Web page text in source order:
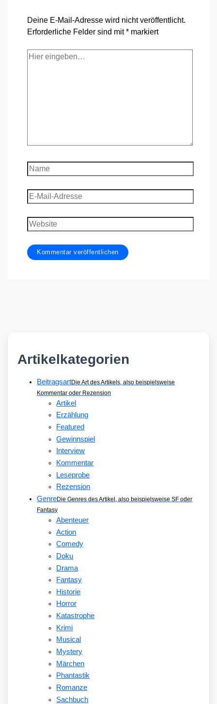
Deine E-Mail-Adresse wird nicht veröffentlicht.
Erforderliche Felder sind mit* markiert
Hier
Name
E-
Mail-
Adresse
Website
Artikelkategorien
BeitragsartDie Art des Artikels, also beispielsweise
Kommentar oder Rezension
Artikel
Erzählung
Featured
Gewinnspiel
Interview
Kommentar
Leseprobe
Rezension
GenreDie Genres des Artikel, also beispielsweise SF oder
Fantasy
Abenteuer
Action
Comedy
Doku
Drama
Fantasy
Historie
Horror
Katastrophe
Krimi
Musical
Mystery
Märchen
Phantastik
Romanze
Sachbuch